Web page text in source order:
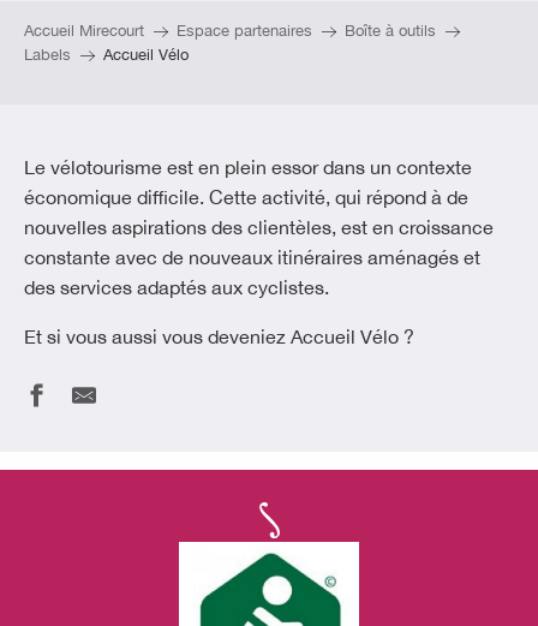
Accueil Mirecourt Espace partenaires
Boîte à outils
Labels
Accueil Vélo
Le vélotourisme est en plein essor dans un contexte
économique difficile. Cette activité, qui répond à de
nouvelles aspirations des clientèles, est en croissance
constante avec de nouveaux itinéraires aménagés et
des services adaptés aux cyclistes.
Et si vous aussi vous deveniez Accueil Vélo ?